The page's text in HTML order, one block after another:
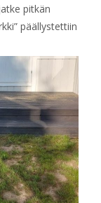
pitkän
päällystettiin